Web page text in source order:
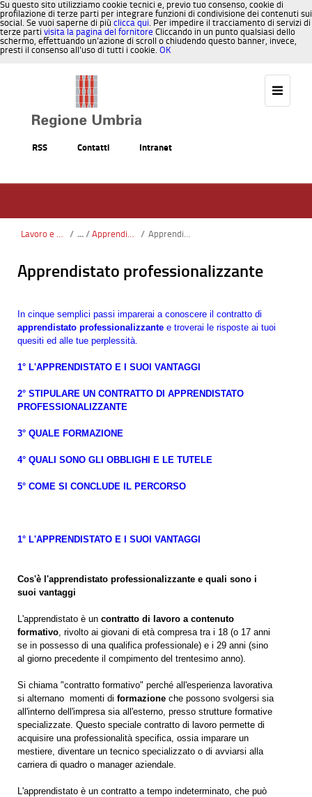
Su questo sito utilizziamo cookie tecnici e, previo tuo consenso, cookie di
profilazione di terze parti per integrare funzioni di condivisione dei contenuti sui
social. Se vuoi saperne di più clicca qui. Per impedire il tracciamento di servizi di
terze parti visita la pagina del fornitore Cliccando in un punto qualsiasi dello
schermo, effettuando un’azione di scroll o chiudendo questo banner, invece,
presti il consenso all’uso di tutti i cookie. OK
RSS Contatti Intranet
Lavoro e Formazione / Apprendistato / Apprendistato professionalizzante
Apprendistato professionalizzante
In cinque semplici passi imparerai a conoscere il contratto di
apprendistato professionalizzante e troverai le risposte ai tuoi
quesiti ed alle tue perplessità.
1° L'APPRENDISTATO E I SUOI VANTAGGI
2° STIPULARE UN CONTRATTO DI APPRENDISTATO
PROFESSIONALIZZANTE
3° QUALE FORMAZIONE
4° QUALI SONO GLI OBBLIGHI E LE TUTELE
5° COME SI CONCLUDE IL PERCORSO
1° L'APPRENDISTATO E I SUOI VANTAGGI
Cos'è l'apprendistato professionalizzante e quali sono i
suoi vantaggi
L'apprendistato è un contratto di lavoro a contenuto
formativo , rivolto ai giovani di età compresa tra i 18 (o 17 anni
se in possesso di una qualifica professionale) e i 29 anni (sino
al giorno precedente il compimento del trentesimo anno).
Si chiama "contratto formativo" perché all'esperienza lavorativa
si alternano momenti di formazione che possono svolgersi sia
all'interno dell'impresa sia all'esterno, presso strutture formative
specializzate. Questo speciale contratto di lavoro permette di
acquisire una professionalità specifica, ossia imparare un
mestiere, diventare un tecnico specializzato o di avviarsi alla
carriera di quadro o manager aziendale.
L'apprendistato è un contratto a tempo indeterminato, che può